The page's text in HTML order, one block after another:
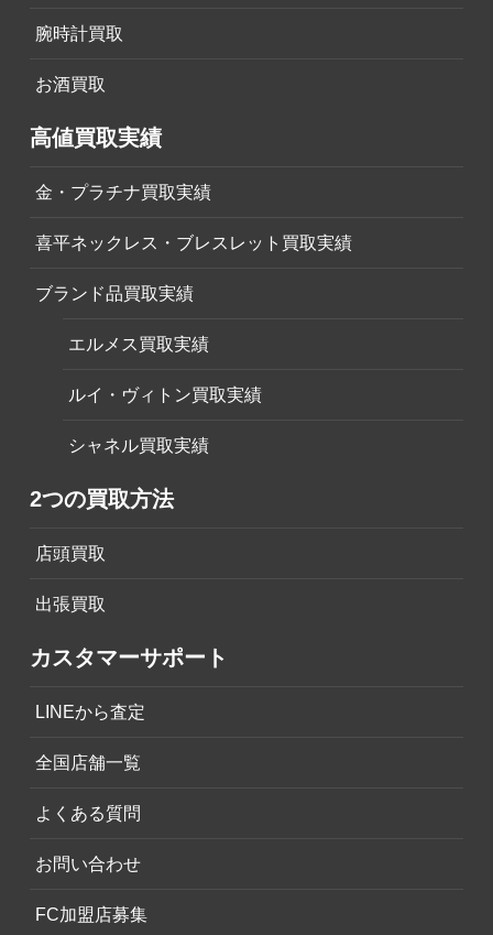
腕時計買取
お酒買取
高値買取実績
金・プラチナ買取実績
喜平ネックレス・ブレスレット買取実績
ブランド品買取実績
エルメス買取実績
ルイ・ヴィトン買取実績
シャネル買取実績
2つの買取方法
店頭買取
出張買取
カスタマーサポート
LINEから査定
全国店舗一覧
よくある質問
お問い合わせ
FC加盟店募集